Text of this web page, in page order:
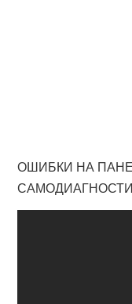
ОШИБКИ НА